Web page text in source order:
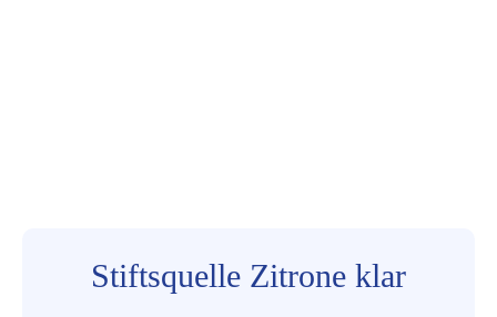
Stiftsquelle Zitrone klar